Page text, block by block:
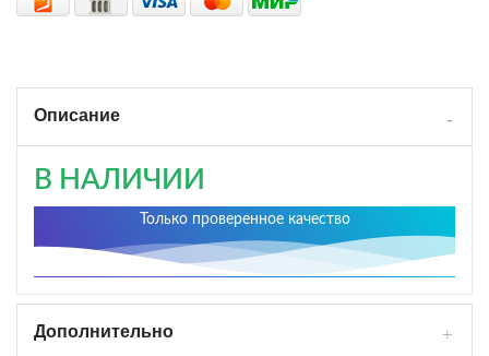
Описание
В НАЛИЧИИ
Только проверенное качество
Дополнительно